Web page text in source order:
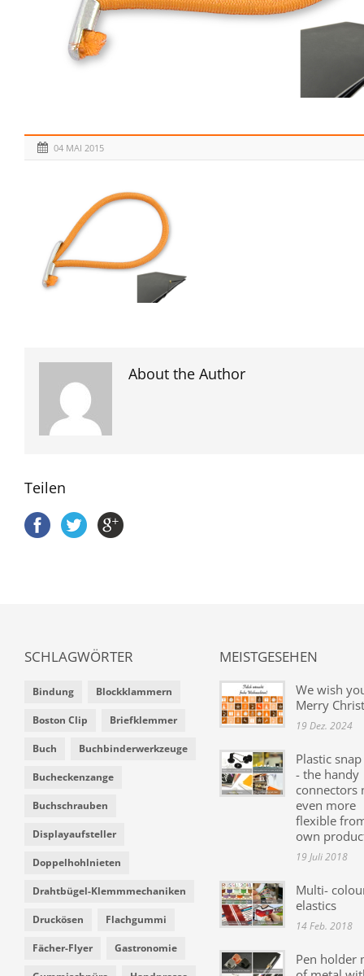
04 MAI 2015
About the Author
Teilen
SCHLAGWÖRTER
Bindung Blockklammern
Boston Clip Briefklemmer
Buch Buchbinderwerkzeuge
Bucheckenzange
Buchschrauben
Displayaufsteller
Doppelhohlnieten
Drahtbügel-Klemmmechaniken
Druckösen Flachgummi
Fächer-Flyer Gastronomie
MEISTGESEHEN
We wish
Merry
19 Dez. 2024
Plastic
- the handy
connectors
even more
flexible
own
19 Juli 2018
Multi-
elastics
14 Feb. 2018
Pen holder